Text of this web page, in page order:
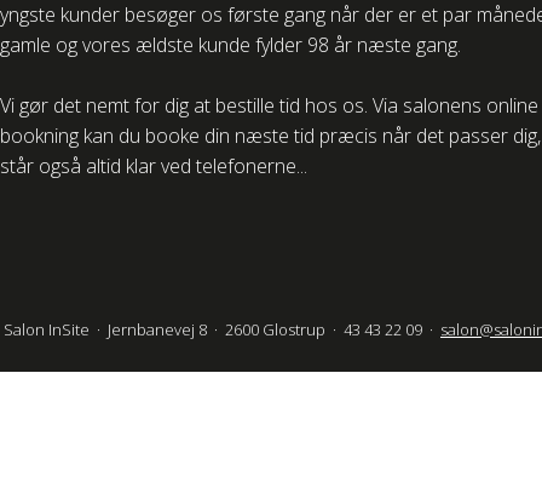
yngste kunder besøger os første gang når der er et par
gamle og vores ældste kunde fylder 98 år næste gang.
Vi gør det nemt for dig at bestille tid hos os. Via salonens online
bookning kan du booke din næste tid præcis når det passer
står også altid klar ved telefonerne...
Salon InSite · Jernbanevej 8 · 2600 Glostrup · 43 43 22 09 ·